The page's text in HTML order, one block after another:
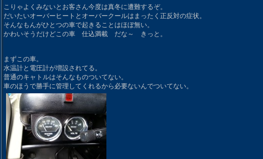
こりゃよくみないとお客さん今度は真冬に遭難するぞ。
だいたいオーバーヒートとオーバークールはまったく正反対の症状。
そんなもんがひとつの車で起きることはほぼ無い。
かわいそうだけどこの車 仕込満載 だな～ きっと。
まずこの車。
水温計と電圧計が増設されてる。
普通のキャトルはそんなものついてない。
車のほうで勝手に管理してくれるから必要ないんでついてない。